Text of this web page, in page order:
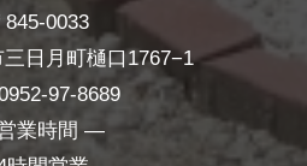
845-0033
日月町樋口1767−1
97-8689
業時間 ―